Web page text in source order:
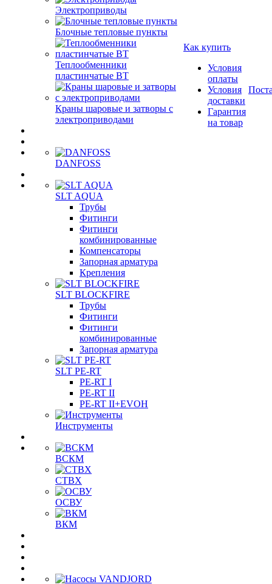
Электроприводы
Блочные тепловые пункты
Теплообменники
пластинчатые ВТ
Краны шаровые и затворы с
электроприводами
DANFOSS
SLT AQUA
Трубы
Фитинги
Фитинги
комбинированные
Компенсаторы
Запорная арматура
Крепления
SLT BLOCKFIRE
Трубы
Фитинги
Фитинги
комбинированные
Запорная арматура
SLT PE-RT
PE-RT I
PE-RT II
PE-RT II+EVOH
Инструменты
ВСКМ
СТВХ
ОСВУ
ВКМ
Как купить
Условия
оплаты
Условия
доставки
Гарантия
на товар